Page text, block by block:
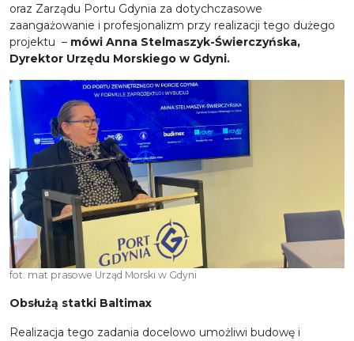
oraz Zarządu Portu Gdynia za dotychczasowe
zaangażowanie i profesjonalizm przy realizacji tego dużego
projektu – mówi Anna Stelmaszyk-Świerczyńska,
Dyrektor Urzędu Morskiego w Gdyni.
fot. mat prasowe Urząd Morski w Gdyni
Obsłużą statki Baltimax
Realizacja tego zadania docelowo umożliwi budowę i